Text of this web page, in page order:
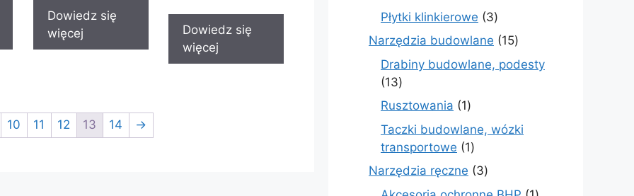
Dowiedz się
więcej
Dowiedz się
więcej
10 11 12 13 14 →
produktów
Płytki klinkierowe 33
produkty
Narzędzia budowlane 1515
produktów
Drabiny budowlane, podesty
1313
produktów
Rusztowania 11
produkt
Taczki budowlane, wózki
transportowe
11
produkt
Narzędzia ręczne 33
produkty